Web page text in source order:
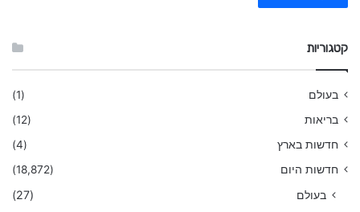
קטגוריות
בעולם
(1)
בריאות
(12)
חדשות בארץ
(4)
חדשות היום
(18,872)
בעולם (27)